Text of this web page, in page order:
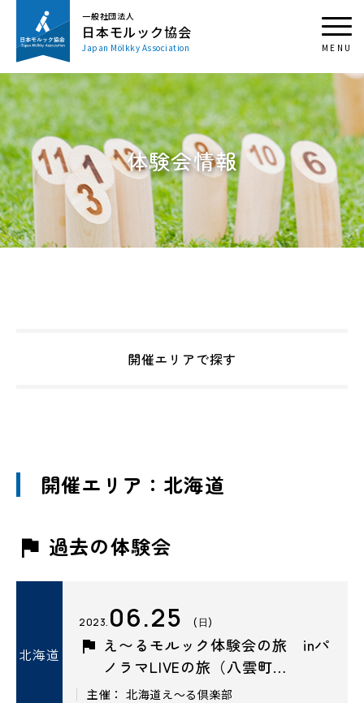
一般社団法人
日本モルック協会
Japan Mölkky Association
体験会情報
開催エリアで探す
開催エリア：北海道
過去の体験会
北海道
2023. 06.25 (日)
え〜るモルック体験会の旅 inパ
ノラマLIVEの旅（八雲町…
主催： 北海道え～る倶楽部